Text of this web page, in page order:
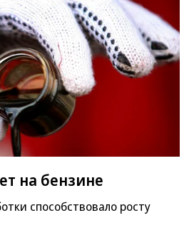
на бензине
способствовало росту